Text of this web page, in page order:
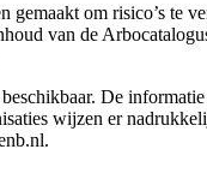
gemaakt om risico’s
van de
De
wijzen er